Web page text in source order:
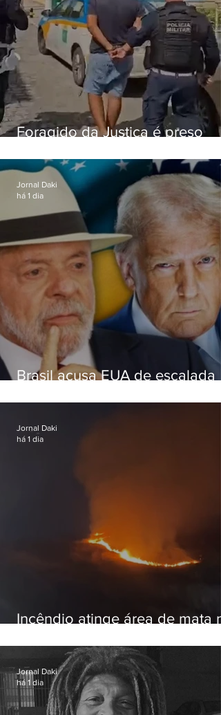
Foragido da Justiça é preso
RJ-106, em Maricá
Brasil acusa EUA de escalada
embaixadora
Jornal Daki
há 1 dia
Incêndio atinge área de mata
Iguaçu
Jornal Daki
há 1 dia
Jornal Daki
há 1 dia